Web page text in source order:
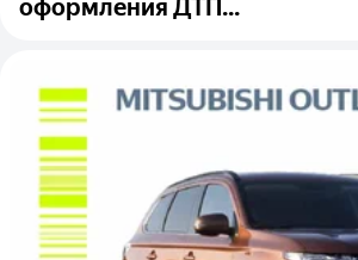
оформления ДТП...